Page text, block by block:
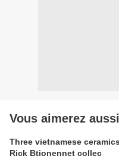
Vous aimerez aussi
Three vietnamese
Rick Btionennet collec